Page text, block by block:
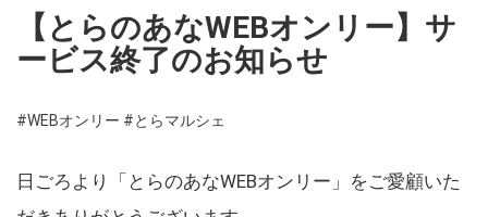
【とらのあなWEBオンリー】サ
ービス終了のお知らせ
#WEBオンリー #とらマルシェ
日ごろより「とらのあなWEBオンリー」をご愛顧いた